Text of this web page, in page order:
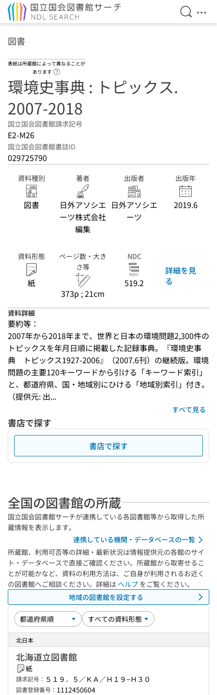
検索を
メ
図書
表紙は所蔵館によって異なることが
あります
環境史事典 : トピックス.
2007-2018
国立国会図書館請求記号
E2-M26
国立国会図書館書誌ID
029725790
資料種別
図書
著者
日外アソシエ
ーツ株式会社
編集
出版者
日外アソシエ
ーツ
出版年
2019.6
資料形態
紙
ページ数・大き
さ等
373p ; 21cm
NDC
519.2
詳細を見
る
資料詳細
要約等：
2007年から2018年まで、世界と日本の環境問題2,300件の
トピックスを年月日順に掲載した記録事典。『環境史事
典　トピックス1927-2006』（2007.6刊）の継続版。環境
問題の主要120キーワードから引ける「キーワード索引」
と、都道府県、国・地域別にひける「地域別索引」付き。
（提供元: 出...
すべて見る
書店で探す
書店で探す
全国の図書館の所蔵
国立国会図書館サーチが連携している各図書館等から取得した所
蔵情報を表示します。
連携している機関・データベースの一覧
所蔵館、利用可否等の詳細・最新状況は情報提供元の各館のサイ
ト・データベースで直接ご確認ください。所蔵館から取寄せるこ
とが可能かなど、資料の利用方法は、ご自身が利用されるお近く
の図書館へご相談ください。詳細は ヘルプ をご覧ください。
地域の図書館を設定する
北日本
北海道立図書館
紙
請求記号： ５１９．５／ＫＡ／Ｈ１９−Ｈ３０
図書登録番号： 1112450604